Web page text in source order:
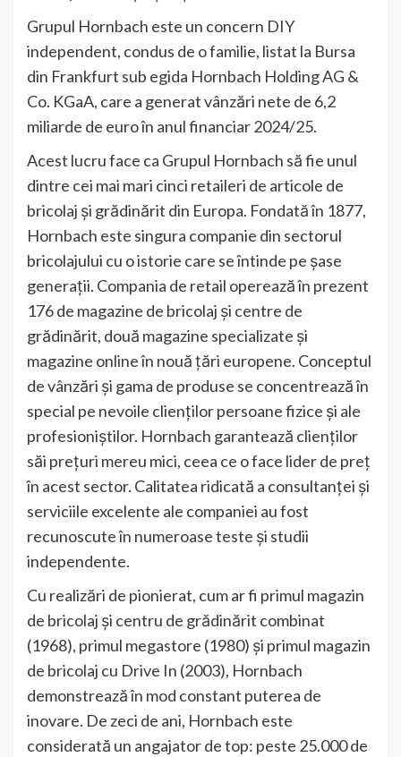
Grupul Hornbach este un concern DIY
independent, condus de o familie, listat la Bursa
din Frankfurt sub egida Hornbach Holding AG &
Co. KGaA, care a generat vânzări nete de 6,2
miliarde de euro în anul financiar 2024/25.
Acest lucru face ca Grupul Hornbach să fie unul
dintre cei mai mari cinci retaileri de articole de
bricolaj și grădinărit din Europa. Fondată în 1877,
Hornbach este singura companie din sectorul
bricolajului cu o istorie care se întinde pe șase
generații. Compania de retail operează în prezent
176 de magazine de bricolaj și centre de
grădinărit, două magazine specializate și
magazine online în nouă țări europene. Conceptul
de vânzări și gama de produse se concentrează în
special pe nevoile clienților persoane fizice și ale
profesioniștilor. Hornbach garantează clienților
săi prețuri mereu mici, ceea ce o face lider de preț
în acest sector. Calitatea ridicată a consultanței și
serviciile excelente ale companiei au fost
recunoscute în numeroase teste și studii
independente.
Cu realizări de pionierat, cum ar fi primul magazin
de bricolaj și centru de grădinărit combinat
(1968), primul megastore (1980) și primul magazin
de bricolaj cu Drive In (2003), Hornbach
demonstrează în mod constant puterea de
inovare. De zeci de ani, Hornbach este
considerată un angajator de top: peste 25.000 de